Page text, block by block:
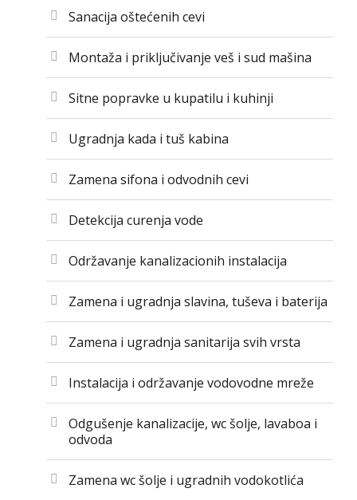
Sanacija oštećenih cevi
Montaža i priključivanje veš i sud mašina
Sitne popravke u kupatilu i kuhinji
Ugradnja kada i tuš kabina
Zamena sifona i odvodnih cevi
Detekcija curenja vode
Održavanje kanalizacionih instalacija
Zamena i ugradnja slavina, tuševa i baterija
Zamena i ugradnja sanitarija svih vrsta
Instalacija i održavanje vodovodne mreže
Odgušenje kanalizacije, wc šolje, lavaboa i
odvoda
Zamena wc šolje i ugradnih vodokotlića